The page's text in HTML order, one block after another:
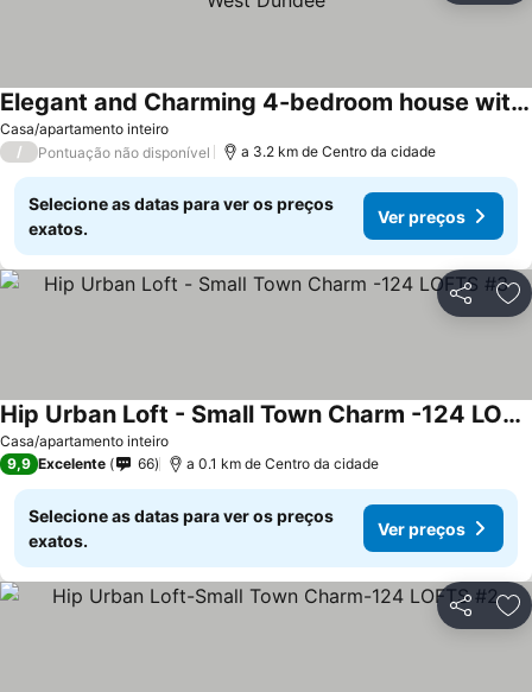
Casa/apartamento inteiro
Elegant and Charming 4-bedroom house with AC in West Dundee
Ver preços
/ Pontuação não disponível a 3.2 km de Centro da cidade
Selecione as datas para ver os preços
exatos.
Ver preços
Partilhar
Casa/apartamento inteiro
Hip Urban Loft - Small Town Charm -124 LOFTS #3
Ver preços
9,9 Excelente 66 a 0.1 km de Centro da cidade
Selecione as datas para ver os preços
exatos.
Ver preços
Partilhar